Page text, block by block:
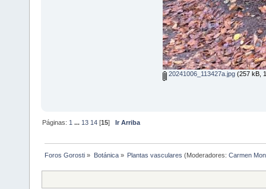
20241006_113427a.jpg(257 kB,
Páginas: 1 ... 13 14 [15] Ir Arriba
Foros Gorosti » Botánica» Plantas vasculares (Moderadores: Carmen